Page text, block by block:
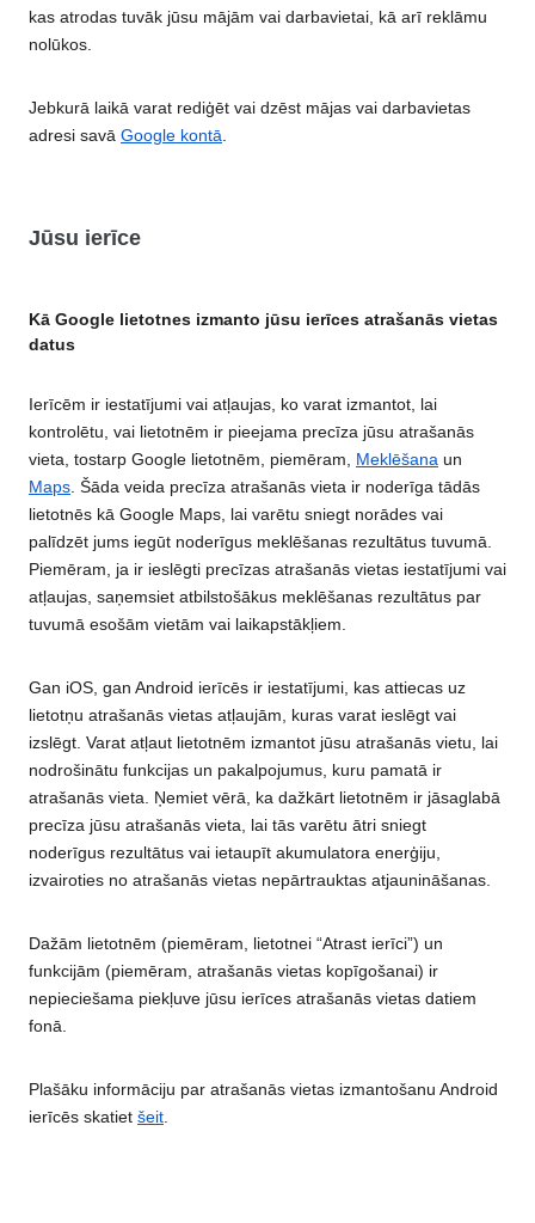
kas atrodas tuvāk jūsu mājām vai darbavietai, kā arī reklāmu
nolūkos.
Jebkurā laikā varat rediģēt vai dzēst mājas vai darbavietas
adresi savā Google kontā
Jūsu ierīce
Kā Google lietotnes izmanto jūsu ierīces atrašanās vietas
datus
Ierīcēm ir iestatījumi vai atļaujas, ko varat izmantot, lai
kontrolētu, vai lietotnēm ir pieejama precīza jūsu atrašanās
vieta, tostarp Google lietotnēm, piemēram, Meklēšana un
Maps. Šāda veida precīza atrašanās vieta ir noderīga tādās
lietotnēs kā Google Maps, lai varētu sniegt norādes vai
palīdzēt jums iegūt noderīgus meklēšanas rezultātus tuvumā.
Piemēram, ja ir ieslēgti precīzas atrašanās vietas iestatījumi vai
atļaujas, saņemsiet atbilstošākus meklēšanas rezultātus par
tuvumā esošām vietām vai laikapstākļiem.
Gan iOS, gan Android ierīcēs ir iestatījumi, kas attiecas uz
lietotņu atrašanās vietas atļaujām, kuras varat ieslēgt vai
izslēgt. Varat atļaut lietotnēm izmantot jūsu atrašanās vietu, lai
nodrošinātu funkcijas un pakalpojumus, kuru pamatā ir
atrašanās vieta. Ņemiet vērā, ka dažkārt lietotnēm ir jāsaglabā
precīza jūsu atrašanās vieta, lai tās varētu ātri sniegt
noderīgus rezultātus vai ietaupīt akumulatora enerģiju,
izvairoties no atrašanās vietas nepārtrauktas atjaunināšanas.
Dažām lietotnēm (piemēram, lietotnei “Atrast ierīci”) un
funkcijām (piemēram, atrašanās vietas kopīgošanai) ir
nepieciešama piekļuve jūsu ierīces atrašanās vietas datiem
fonā.
Plašāku informāciju par atrašanās vietas izmantošanu Android
ierīcēs skatiet šeit.